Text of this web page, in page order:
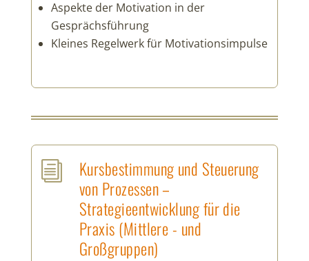
Aspekte der Motivation in der
Gesprächsführung
Kleines Regelwerk für Motivationsimpulse
i
Kursbestimmung und Steuerung
von Prozessen –
Strategieentwicklung für die
Praxis (Mittlere - und
Großgruppen)